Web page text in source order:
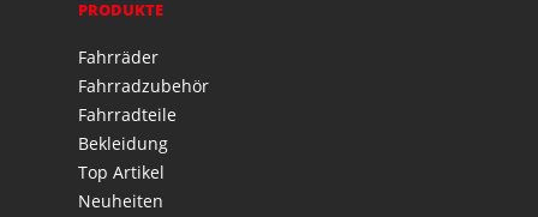
PRODUKTE
Fahrräder
Fahrradzubehör
Fahrradteile
Bekleidung
Top Artikel
Neuheiten